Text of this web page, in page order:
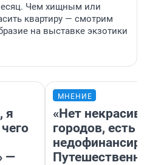
Чем хищным или
квартиру — смотрим
на выставке экзотики
я
—
МНЕНИЕ
«Нет
городов, есть